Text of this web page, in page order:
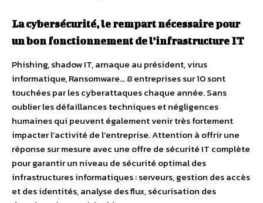
La cybersécurité, le rempart nécessaire pour
un bon fonctionnement de l’infrastructure IT
Phishing, shadow IT, arnaque au président, virus
informatique, Ransomware… 8 entreprises sur 10 sont
touchées par les cyberattaques chaque année. Sans
oublier les défaillances techniques et négligences
humaines qui peuvent également venir très fortement
impacter l’activité de l’entreprise. Attention à offrir une
réponse sur mesure avec une offre de sécurité IT complète
pour garantir un niveau de sécurité optimal des
infrastructures informatiques : serveurs, gestion des accès
et des identités, analyse des flux, sécurisation des